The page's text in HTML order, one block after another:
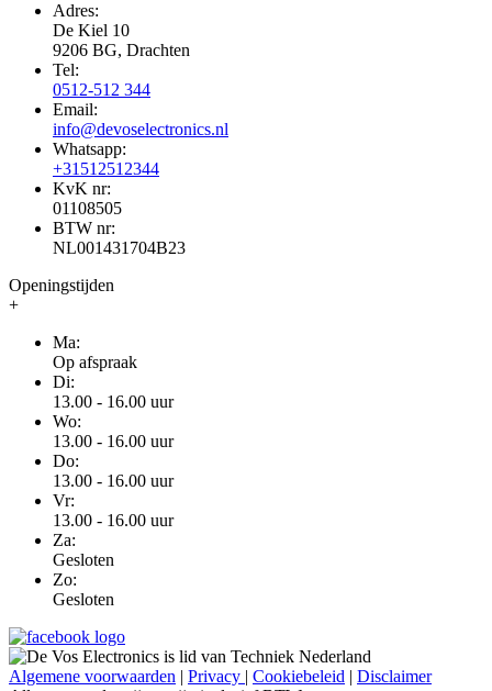
Adres:
De Kiel 10
9206 BG, Drachten
Tel:
0512-512 344
Email:
info@devoselectronics.nl
Whatsapp:
+31512512344
KvK nr:
01108505
BTW nr:
NL001431704B23
Openingstijden
+
Ma:
Op afspraak
Di:
13.00 - 16.00 uur
Wo:
13.00 - 16.00 uur
Do:
13.00 - 16.00 uur
Vr:
13.00 - 16.00 uur
Za:
Gesloten
Zo:
Gesloten
Algemene voorwaarden | Privacy | Cookiebeleid | Disclaimer